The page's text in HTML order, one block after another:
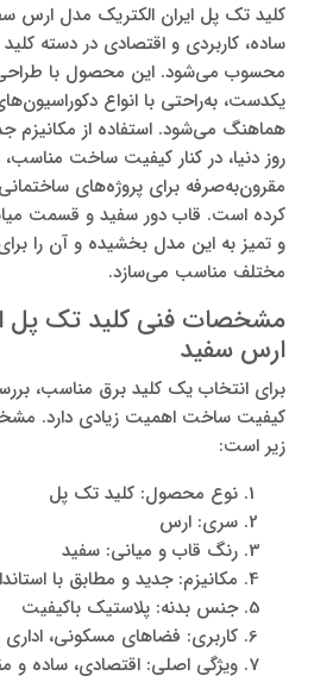
کلید تک پل ایران الکتریک مدل ارس
ساده، کاربردی و اقتصادی در دسته
محسوب می‌شود. این محصول با
یکدست، به‌راحتی با انواع
هماهنگ می‌شود. استفاده از مکانیزم
روز دنیا، در کنار کیفیت ساخت مناسب،
مقرون‌به‌صرفه برای پروژه‌های
کرده است. قاب دور سفید و قسمت
و تمیز به این مدل بخشیده و آن را
مختلف مناسب می‌سازد.
مشخصات فنی کلید تک پل
ارس سفید
برای انتخاب یک کلید برق مناسب،
کیفیت ساخت اهمیت زیادی دارد.
زیر است:
نوع محصول: کلید تک پل
سری: ارس
رنگ قاب و میانی: سفید
مکانیزم: جدید و مطابق با
جنس بدنه: پلاستیک باکیفیت
کاربری: فضاهای مسکونی،
ویژگی اصلی: اقتصادی، ساده و